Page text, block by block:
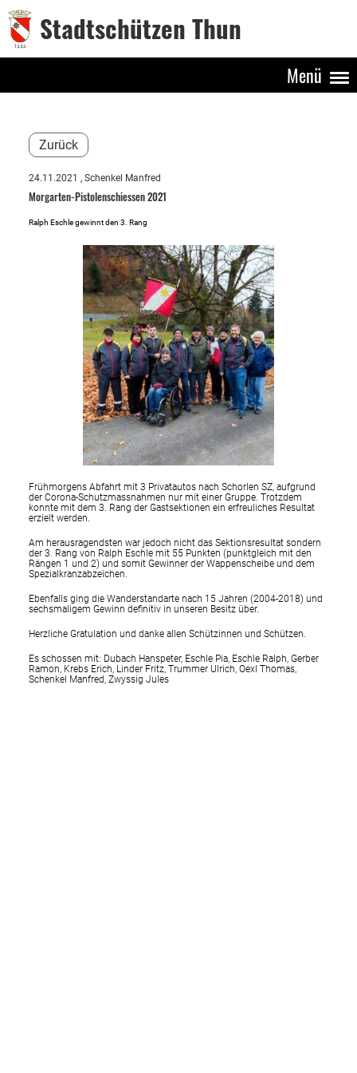
Stadtschützen Thun
Menü
Zurück
24.11.2021 , Schenkel Manfred
Morgarten-Pistolenschiessen 2021
Ralph Eschle gewinnt den 3. Rang
Frühmorgens Abfahrt mit 3 Privatautos nach Schorlen SZ, aufgrund
der Corona-Schutzmassnahmen nur mit einer Gruppe. Trotzdem
konnte mit dem 3. Rang der Gastsektionen ein erfreuliches Resultat
erzielt werden.
Am herausragendsten war jedoch nicht das Sektionsresultat sondern
der 3. Rang von Ralph Eschle mit 55 Punkten (punktgleich mit den
Rängen 1 und 2) und somit Gewinner der Wappenscheibe und dem
Spezialkranzabzeichen.
Ebenfalls ging die Wanderstandarte nach 15 Jahren (2004-2018) und
sechsmaligem Gewinn definitiv in unseren Besitz über.
Herzliche Gratulation und danke allen Schützinnen und Schützen.
Es schossen mit: Dubach Hanspeter, Eschle Pia, Eschle Ralph, Gerber
Ramon, Krebs Erich, Linder Fritz, Trummer Ulrich, Oexl Thomas,
Schenkel Manfred, Zwyssig Jules